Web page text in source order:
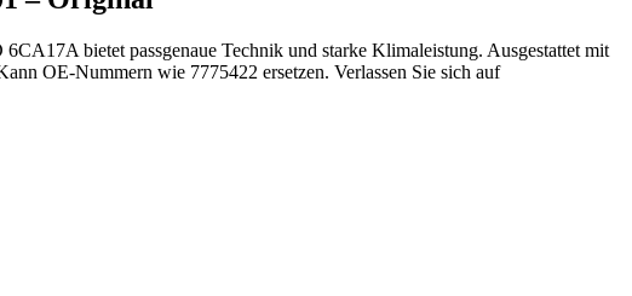
bietet passgenaue Technik und starke Klimaleistung. Ausgestattet mit
OE-Nummern wie 7775422 ersetzen. Verlassen Sie sich auf